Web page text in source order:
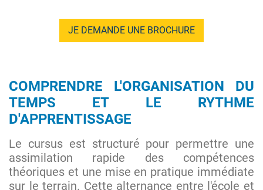
JE DEMANDE UNE BROCHURE
COMPRENDRE L'ORGANISATION DU
TEMPS ET LE RYTHME
D'APPRENTISSAGE
Le cursus est structuré pour permettre une
assimilation rapide des compétences
théoriques et une mise en pratique immédiate
sur le terrain. Cette alternance entre l'école et